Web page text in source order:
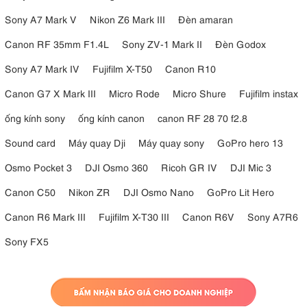
thêm sự tiện lợi.
cấp khả năng phản hồi lấy nét tùy chỉnh để điều chỉnh chính
3.8. Tamron 150-500mm F5-6.7 Di III VXD bền bỉ và sẵn
Sony A7 Mark V
Nikon Z6 Mark III
Đèn amaran
Canon RF 35mm F1.4L
Sony ZV-1 Mark II
Đèn Godox
Sony A7 Mark IV
Fujifilm X-T50
Canon R10
Canon G7 X Mark III
Micro Rode Micro Shure
Fujifilm instax
ống kính sony
ống kính canon
canon RF 28 70 f2.8
Sound card
Máy quay Dji Máy quay sony
GoPro hero 13
Osmo Pocket 3
DJI Osmo 360 Ricoh GR IV
DJI Mic 3
Canon C50
Nikon ZR DJI Osmo Nano
GoPro Lit Hero
Canon R6 Mark III
Fujifilm X-T30 III Canon R6V
Sony A7R6
Sony FX5